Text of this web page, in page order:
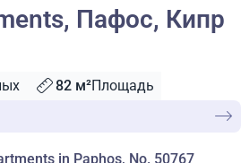
Пафос, Кипр
82 м²Площадь
in Paphos, No. 50767